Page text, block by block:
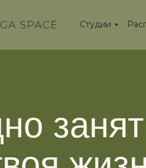
Студии